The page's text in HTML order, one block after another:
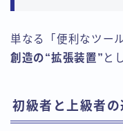
単なる「便利なツー
創造の“拡張装置” と
初級者と上級者の